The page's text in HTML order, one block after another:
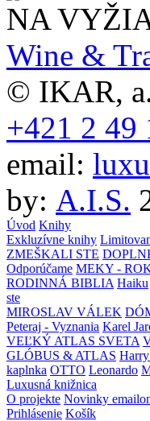
NA
Wine &
© IKAR,
+421 2 49
email:
by: A.I.S.
Úvod Knihy
Exkluzívne knihy
ZMEŠKALI STE
Odporúčame MEKY -
RODINNÁ BIBLIA Haiku
ste
MIROSLAV VÁLEK
Peteraj - Vyznania Karel
VEĽKÝ ATLAS SVETA
GLÓBUS & ATLAS
kaplnka OTTO Leonardo
Luxusná knižnica
O projekte Novinky
Prihlásenie Košík